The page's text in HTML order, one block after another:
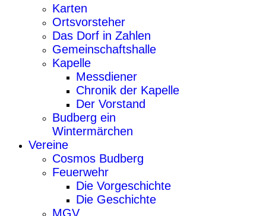
Karten
Ortsvorsteher
Das Dorf in Zahlen
Gemeinschaftshalle
Kapelle
Messdiener
Chronik der Kapelle
Der Vorstand
Budberg ein
Wintermärchen
Vereine
Cosmos Budberg
Feuerwehr
Die Vorgeschichte
Die Geschichte
MGV